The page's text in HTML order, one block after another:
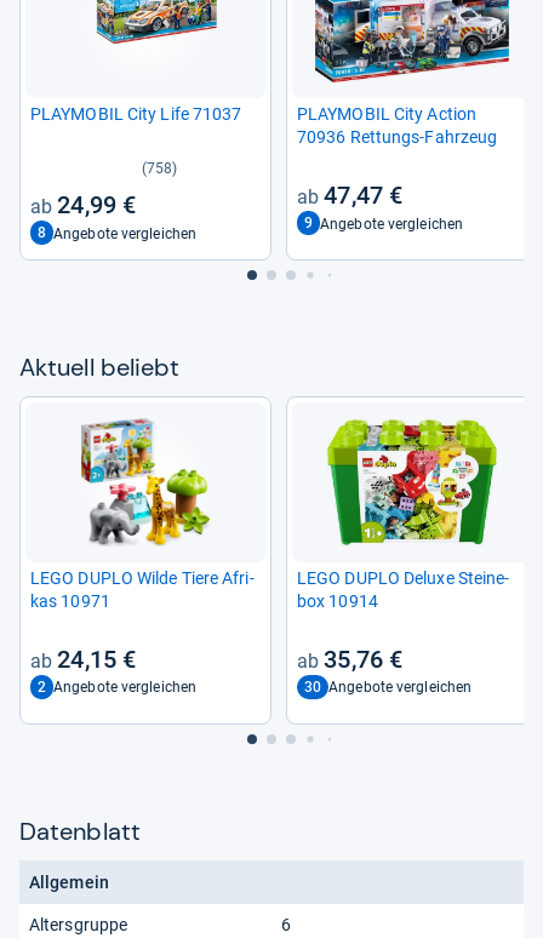
PLAY­MO­BIL City Life 71037
(758)
24,99 €
8 Angebote vergleichen
PLAY­MO­BIL City Action
70936 Ret­tungs-​Fahr­zeug
47,47 €
9 Angebote vergleichen
Aktu­ell beliebt
LEGO DUPLO Wilde Tiere Afri­
kas 10971
24,15 €
2 Angebote vergleichen
LEGO DUPLO Deluxe Stei­ne­
box 10914
35,76 €
30 Angebote vergleichen
Datenblatt
Allgemein
Altersgruppe 6